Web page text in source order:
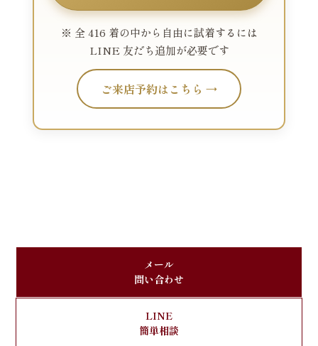
※ 全 416 着の中から自由に試着するには
LINE 友だち追加が必要です
ご来店予約はこちら →
メール
問い合わせ
LINE
簡単相談